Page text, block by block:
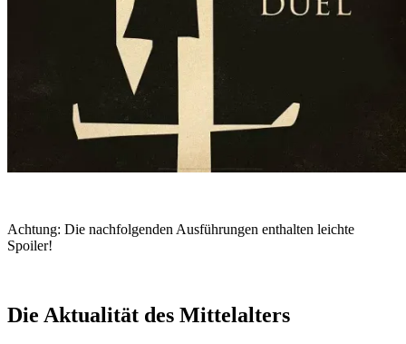
Achtung: Die nachfolgenden Ausführungen enthalten leichte
Spoiler!
Die Aktualität des Mittelalters